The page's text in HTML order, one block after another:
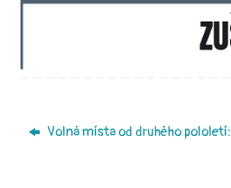
Volná místa od druhého pololetí: